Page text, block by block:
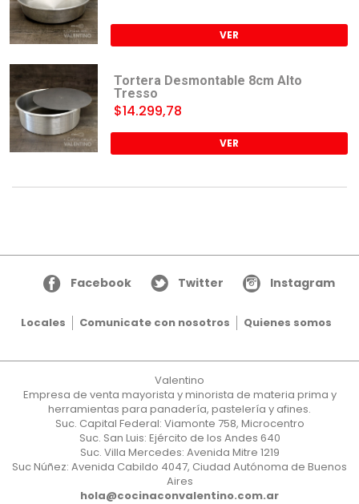
VER
Tortera Desmontable 8cm Alto
Tresso
$14.299,78
VER
Facebook Twitter Instagram
Locales Comunicate con nosotros Quienes somos
Valentino
Empresa de venta mayorista y minorista de materia prima y
herramientas para panadería, pastelería y afines.
Suc. Capital Federal: Viamonte 758, Microcentro
Suc. San Luis: Ejército de los Andes 640
Suc. Villa Mercedes: Avenida Mitre 1219
Suc Núñez: Avenida Cabildo 4047, Ciudad Autónoma de Buenos
Aires
hola@cocinaconvalentino.com.ar